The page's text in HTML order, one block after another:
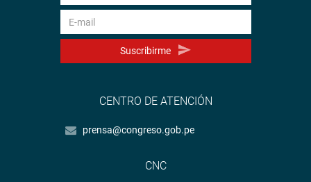
Suscribirme
CENTRO DE ATENCIÓN
prensa@congreso.gob.pe
CNC